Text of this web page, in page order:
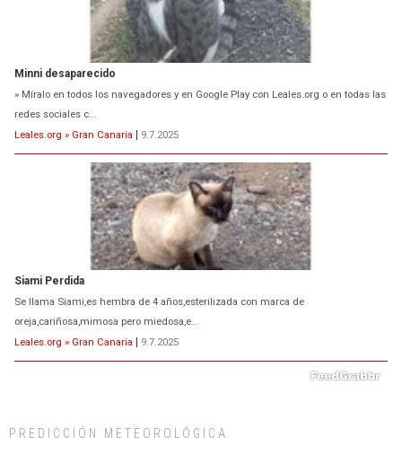
Siami Perdida
Se llama Siami,es hembra de 4 años,esterilizada con marca de
oreja,cariñosa,mimosa pero miedosa,e...
Leales.org » Gran Canaria | 9.7.2025
ADOPCIÓN URGENTE GATA TEROR GRAN CANARIA
El ayuntamiento se va a llevar a Los Gatos callejeros de la zona los próximos
días, ella incluida...
Leales.org » Gran Canaria | 9.7.2025
PREDICCIÓN METEOROLÓGICA